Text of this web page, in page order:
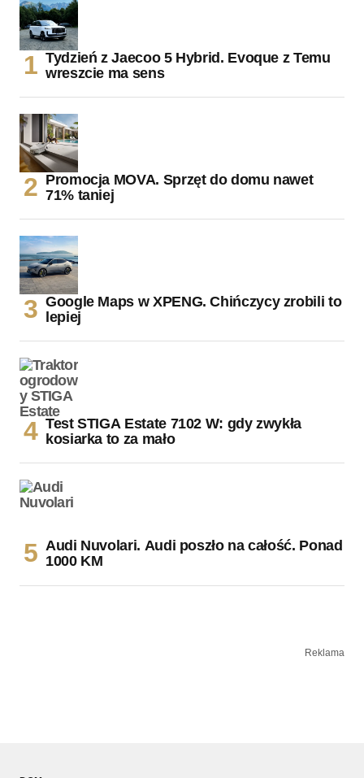
Tydzień z Jaecoo 5 Hybrid. Evoque z Temu
wreszcie ma sens
Promocja MOVA. Sprzęt do domu nawet
71% taniej
Google Maps w XPENG. Chińczycy zrobili to
lepiej
Test STIGA Estate 7102 W: gdy zwykła
kosiarka to za mało
Audi Nuvolari. Audi poszło na całość. Ponad
1000 KM
Reklama